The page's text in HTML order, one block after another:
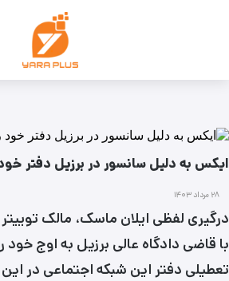
ایکس به دلیل سانسور در برزیل دفتر
۲۸ مرداد ۱۴۰۳
درگیری لفظی ایلان ماسک، مالک
با قاضی دادگاه عالی برزیل به اوج
تعطیلی دفتر این شبکه اجتماعی در